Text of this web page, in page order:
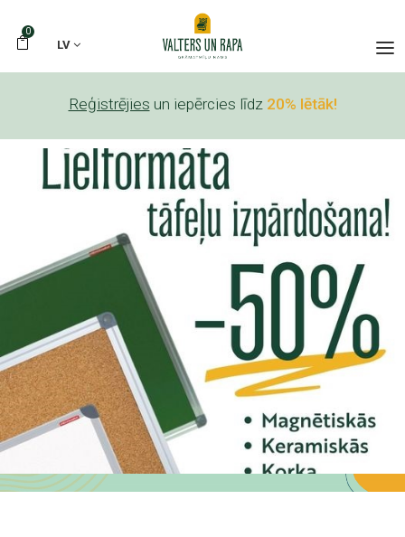
0
LV
Reģistrējies un iepērcies līdz 20% lētāk!